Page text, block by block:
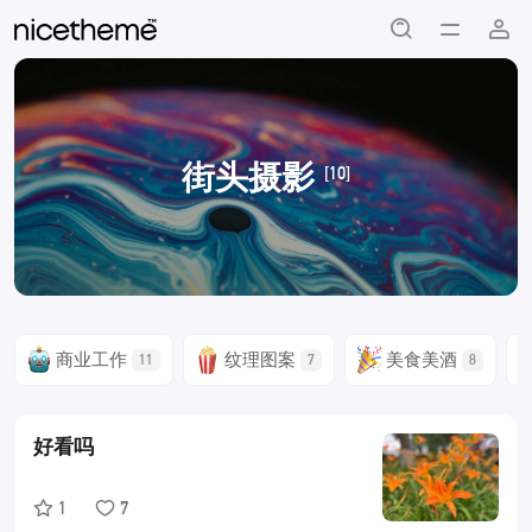
街头摄影 [10]
商业工作 11 纹理图案 7 美食美酒 8
好看吗
1 7